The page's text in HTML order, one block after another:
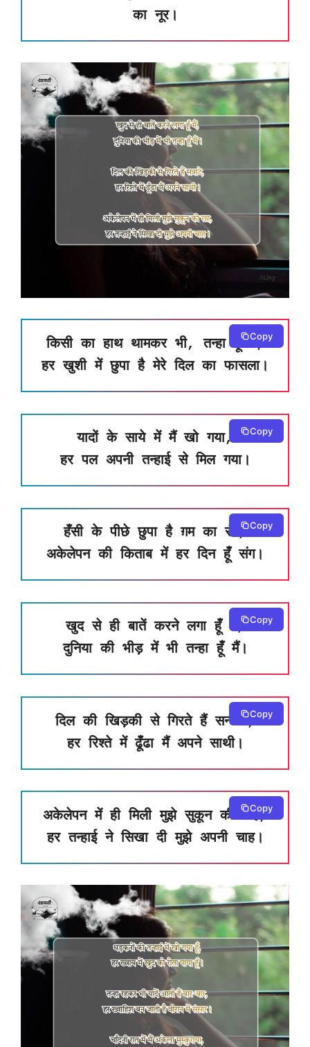
का नूर।
किसी का हाथ थामकर भी, तन्हा हूँ मैं,
हर खुशी में छुपा है मेरे दिल का फासला।
Copy
यादों के साये में मैं खो गया,
हर पल अपनी तन्हाई से मिल गया।
Copy
हँसी के पीछे छुपा है ग़म का रंग,
अकेलेपन की किताब में हर दिन हूँ संग।
Copy
खुद से ही बातें करने लगा हूँ मैं,
दुनिया की भीड़ में भी तन्हा हूँ मैं।
Copy
दिल की खिड़की से गिरते हैं सन्नाटे,
हर रिश्ते में ढूँढा मैं अपने साथी।
Copy
अकेलेपन में ही मिली मुझे सुकून की राह,
हर तन्हाई ने सिखा दी मुझे अपनी चाह।
Copy